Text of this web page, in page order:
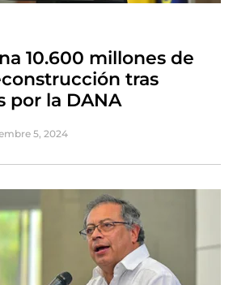
10.600 millones de
tras
por la DANA
5, 2024